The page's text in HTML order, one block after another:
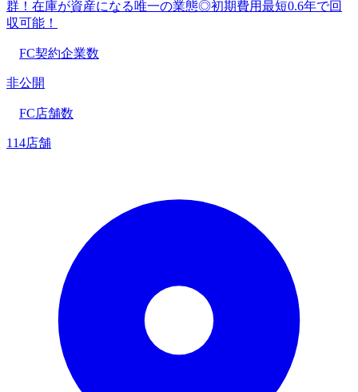
群！在庫が資産になる唯一の業態◎初期費用最短0.6年で回
収可能！
FC契約企業数
非公開
FC店舗数
114店舗